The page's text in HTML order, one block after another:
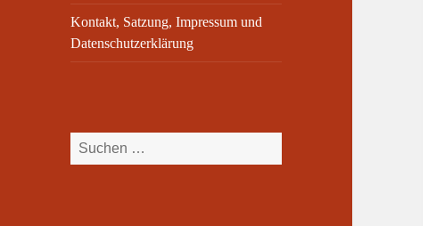
Kontakt, Satzung, Impressum und
Datenschutzerklärung
Suchen
nach: